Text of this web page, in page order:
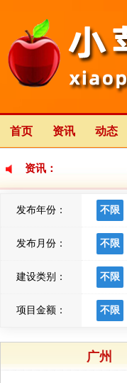
首页 资讯 动态
资讯：
发布年份： 不限
发布月份： 不限
建设类别： 不限
项目金额： 不限
广州